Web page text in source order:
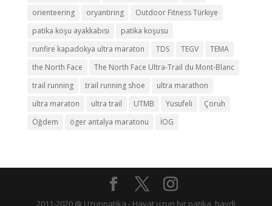
orienteering
oryantiring
Outdoor Fitness Türkiye
patika koşu ayakkabısı
patika koşusu
runfire kapadokya ultra maraton
TDS TEGV
TEMA
the North Face
The North Face Ultra-Trail du Mont-Blanc
trail running
trail running shoe
ultra marathon
ultra maraton
ultra trail UTMB Yusufeli
Çoruh
Öğdem
öger antalya maratonu İOG
2011-2020 @ Uzunpatika - Hayat uzun bir patika, haydi